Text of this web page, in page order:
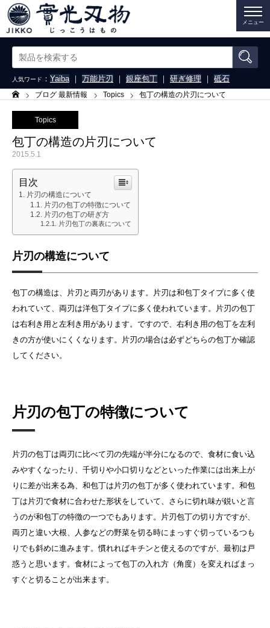
メニュー
人気ワード ： Yaiba｜ 万能片刃 ｜ 銀座包丁 ｜ 研ぎ修理 ｜ 砥石
ーム ブログ 最新情報 Topics 包丁の構造の片刃について
Topics
包丁の構造の片刃について
2015.5.1
目次
片刃の構造について
片刃の包丁の特徴について
片刃の包丁の研ぎ方
片刃包丁の裏表について
片刃の構造について
包丁の構造は、片刃と両刃があります。片刃は和包丁タイプに多く使
われていて、両刃は洋包丁タイプに多く使われています。片刃の包丁
は右利き用と左利き用があります。ですので、右利き用の包丁を左利
きの方が使いにくくなります。片刃の場合は必ずどちらの包丁か確認
してください。
片刃の包丁の特徴について
片刃の包丁は両刃に比べて刃の先端が半分になるので、食材に食い込
みやすくなったり、千切りや小口切りなどといった作業には出来上が
りに差が出来る為、和包丁は片刃の包丁が多く使われています。和包
丁は片刃で食材に合わせた形状をしていて、さらに切れ味が鋭いと言
うのが和包丁の特徴の一つでもあります。片刃包丁の切り方ですが、
両刃と違い大根、人参などの野菜を切る時にまっすぐ切っているつも
りでも斜めに進みます。慣れればキチンと使えるのですが、最初は戸
惑うと思います。食材によって包丁の入れ方（角度）を変えればまっ
すぐと切ることが出来ます。